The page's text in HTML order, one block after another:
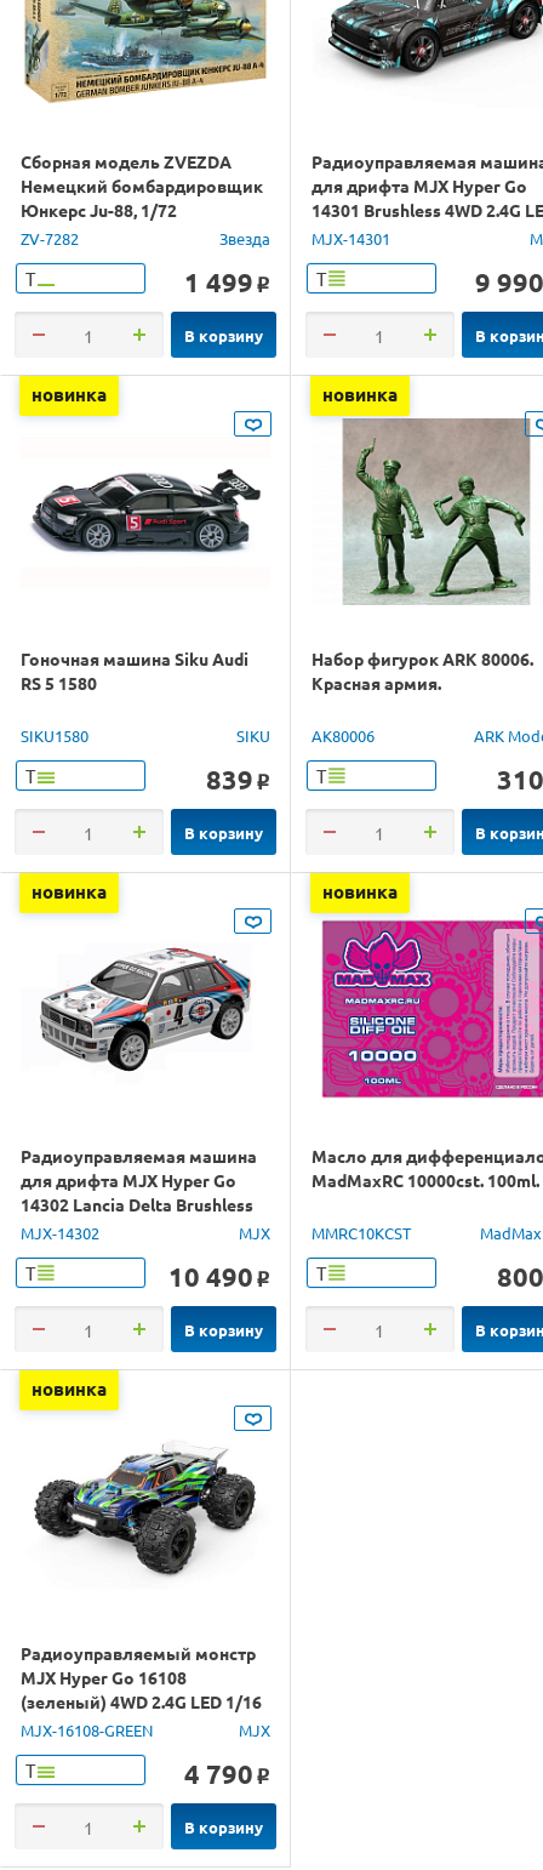
Сборная модель ZVEZDA
Немецкий бомбардировщик
Юнкерс Ju-88, 1/72
ZV-7282 Звезда
Т 1 499 o
В корзину
Радиоуправляемая
для дрифта MJX Hyper Go
14301 Brushless 4WD 2.4G
1/14 RTR
MJX-14301
Т 9 990
В
новинка
Гоночная машина Siku Audi
RS 5 1580
SIKU1580 SIKU
Т 839 o
В корзину
новинка
Набор фигурок ARK 80006.
Красная армия.
AK80006 ARK
Т 310
В
новинка
Радиоуправляемая машина
для дрифта MJX Hyper Go
14302 Lancia Delta Brushless
4WD 2.4G LED 1/14 RTR
MJX-14302 MJX
Т 10 490 o
В корзину
новинка
Масло для
MadMaxRC 10000cst. 100ml.
MMRC10KCST
Т 800
В
новинка
Радиоуправляемый монстр
MJX Hyper Go 16108
(зеленый) 4WD 2.4G LED 1/16
RTR
MJX-16108-GREEN MJX
Т 4 790 o
В корзину